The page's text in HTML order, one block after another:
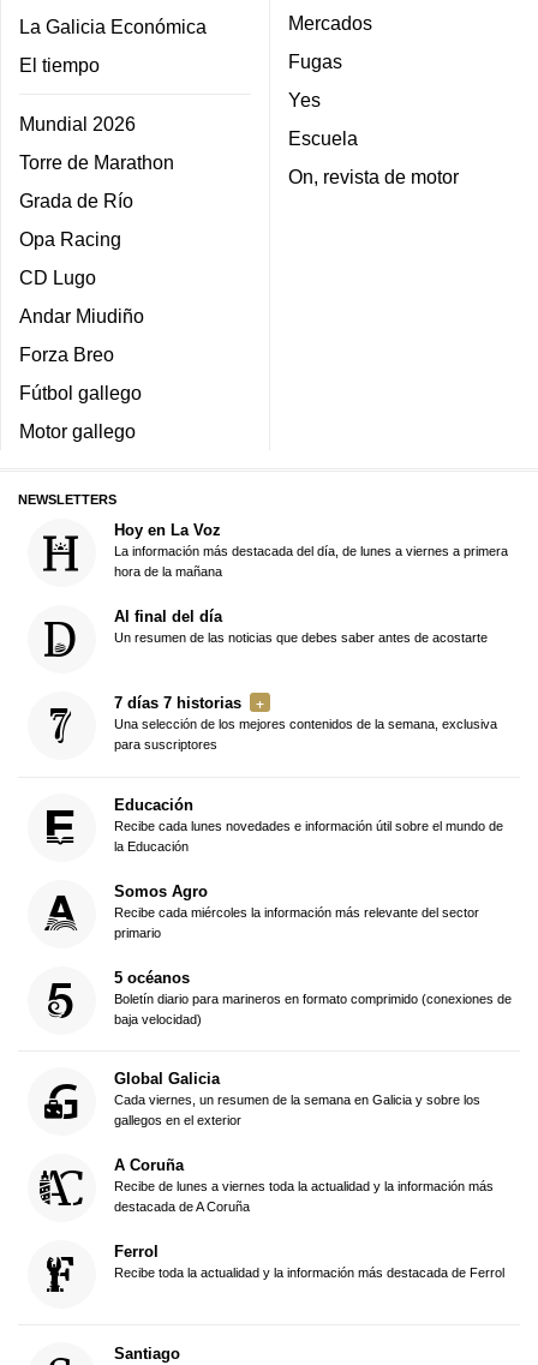
La Galicia Económica
El tiempo
Mundial 2026
Torre de Marathon
Grada de Río
Opa Racing
CD Lugo
Andar Miudiño
Forza Breo
Fútbol gallego
Motor gallego
Mercados
Fugas
Yes
Escuela
On, revista de motor
NEWSLETTERS
Hoy en La Voz
La información más destacada del día, de lunes a viernes a primera
hora de la mañana
Al final del día
Un resumen de las noticias que debes saber antes de acostarte
7 días 7 historias
Una selección de los mejores contenidos de la semana, exclusiva
para suscriptores
Educación
Recibe cada lunes novedades e información útil sobre el mundo de
la Educación
Somos Agro
Recibe cada miércoles la información más relevante del sector
primario
5 océanos
Boletín diario para marineros en formato comprimido (conexiones de
baja velocidad)
Global Galicia
Cada viernes, un resumen de la semana en Galicia y sobre los
gallegos en el exterior
A Coruña
Recibe de lunes a viernes toda la actualidad y la información más
destacada de A Coruña
Ferrol
Recibe toda la actualidad y la información más destacada de Ferrol
Santiago